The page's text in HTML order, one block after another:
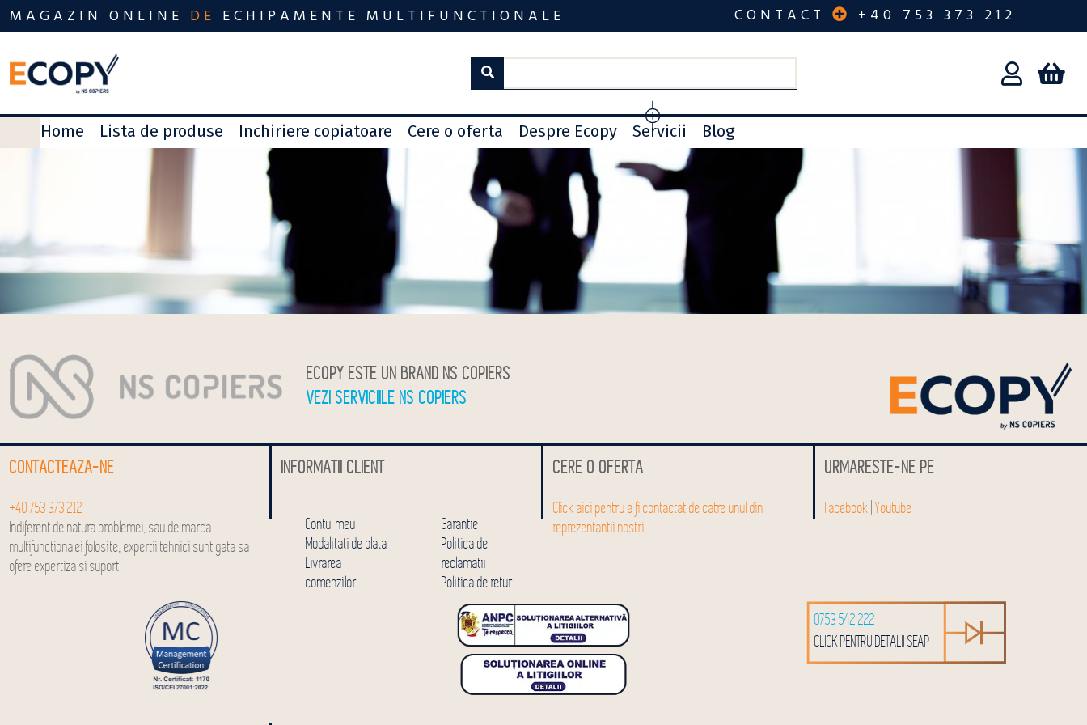
MAGAZIN ONLINE DE ECHIPAMENTE MULTIFUNCTIONALE CONTACT +40 753 373 212
Home Lista de produse Inchiriere copiatoare Cere o oferta Despre Ecopy Servicii Blog
ECOPY ESTE UN BRAND NS COPIERS
VEZI SERVICIILE NS COPIERS
CONTACTEAZA-NE
+40 753 373 212
Indiferent de natura problemei, sau de marca
multifunctionalei folosite, expertii tehnici sunt gata sa
ofere expertiza si suport
INFORMATII CLIENT
Contul meu
Modalitati de plata
Livrarea
comenzilor
Garantie
Politica de
reclamatii
Politica de retur
CERE O OFERTA
Click aici pentru a fi contactat de catre unul din
reprezentantii nostri.
URMARESTE-NE PE
Facebook |Youtube
0753 542 222
CLICK PENTRU DETALII SEAP